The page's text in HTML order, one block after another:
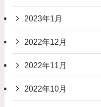
2023年1月
2022年12月
2022年11月
2022年10月